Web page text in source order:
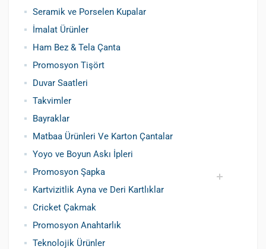
Seramik ve Porselen Kupalar
İmalat Ürünler
Ham Bez & Tela Çanta
Promosyon Tişört
Duvar Saatleri
Takvimler
Bayraklar
Matbaa Ürünleri Ve Karton Çantalar
Yoyo ve Boyun Askı İpleri
Promosyon Şapka
Pamuklu Şapka
Polyester Şapka
Baskılı Şapka Toptan
Kartvizitlik Ayna ve Deri Kartlıklar
Cricket Çakmak
Promosyon Anahtarlık
Teknolojik Ürünler